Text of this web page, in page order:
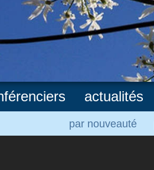
par nouveauté
actualités